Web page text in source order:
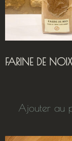
FARINE DE NOIX
Ajouter au